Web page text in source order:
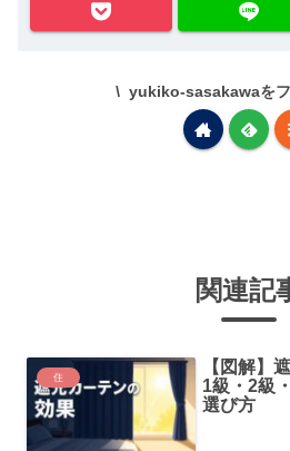
yukiko-sasakawaを
関連記
住
【図解】
1級・2級
選び方